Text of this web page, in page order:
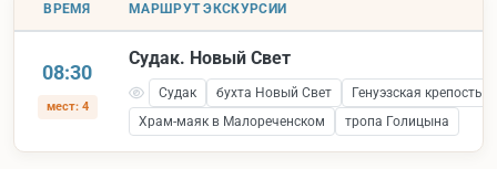
ВРЕМЯ МАРШРУТ ЭКСКУРСИИ
08:30
мест: 4
Судак. Новый Свет
Судак бухта Новый Свет
Генуэзская крепость
Храм-маяк в Малореченском
тропа Голицына